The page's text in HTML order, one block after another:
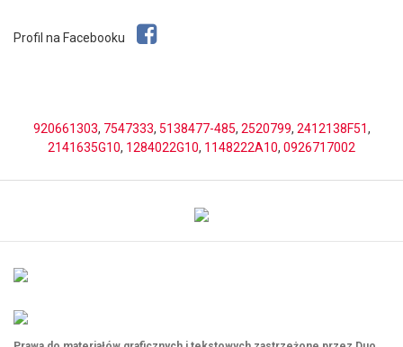
Profil na Facebooku
920661303, 7547333, 5138477-485, 2520799, 2412138F51,
2141635G10, 1284022G10, 1148222A10, 0926717002